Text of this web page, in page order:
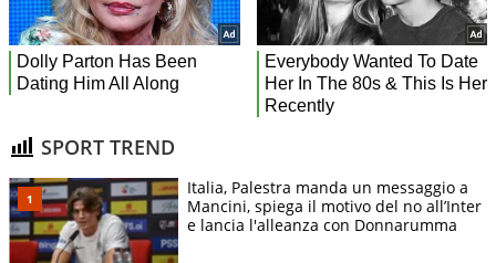
SPORT TREND
Italia, Palestra manda un messaggio a
Mancini, spiega il motivo del no all’Inter
e lancia l'alleanza con Donnarumma